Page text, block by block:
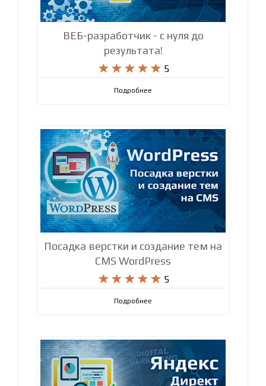
ВЕБ-разработчик - с нуля до
результата!
    
     5
Подробнее
Посадка верстки и создание тем на
CMS WordPress
    
     5
Подробнее